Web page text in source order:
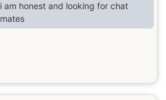
i am honest and looking for chat
mates